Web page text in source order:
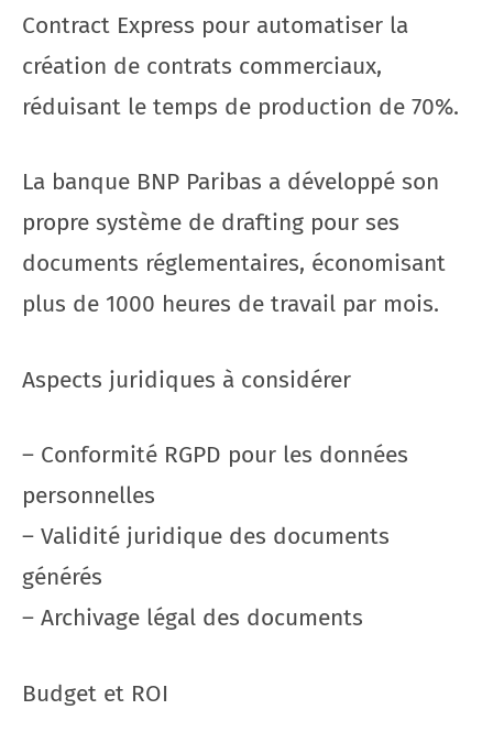
Contract Express pour automatiser la
création de contrats commerciaux,
réduisant le temps de production de 70%.
La banque BNP Paribas a développé son
propre système de drafting pour ses
documents réglementaires, économisant
plus de 1000 heures de travail par mois.
Aspects juridiques à considérer
– Conformité RGPD pour les données
personnelles
– Validité juridique des documents
générés
– Archivage légal des documents
Budget et ROI